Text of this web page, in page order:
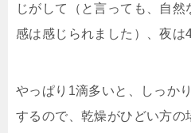
じがして（と言っても、自然
感は感じられました）、夜は
やっぱり1滴多いと、しっか
するので、乾燥がひどい方の